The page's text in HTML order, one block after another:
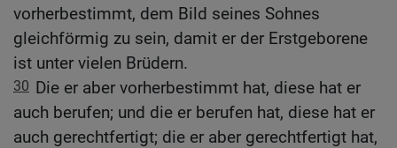
vorherbestimmt, dem Bild seines Sohnes
gleichförmig zu sein, damit er der Erstgeborene
ist unter vielen Brüdern.
30 Die er aber vorherbestimmt hat, diese hat er
auch berufen; und die er berufen hat, diese hat er
auch gerechtfertigt; die er aber gerechtfertigt hat,